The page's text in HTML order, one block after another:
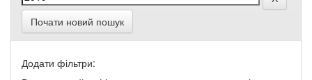
Почати новий пошук
Додати фільтри: